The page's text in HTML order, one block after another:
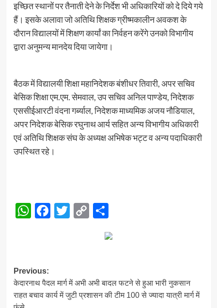
इच्छित स्थानों पर तैनाती देने के निर्देश भी अधिकारियों को दे दिये गये
हैं। इसके अलावा जो अतिथि शिक्षक ग्रीष्मकालीन अवकश के
दौरान विद्यालयों में शिक्षण कार्यां का निर्वहन करेंगे उनको विभागीय
द्वारा अनुमन्य मानदेय दिया जायेगा।
बैठक में विद्यालयी शिक्षा महानिदेशक बंशीधर तिवारी, अपर सचिव
बेसिक शिक्षा एम.एम. सेमवाल, उप सचिव अनिल पाण्डेय, निदेशक
एससीईआरटी वंदना गर्ब्याल, निदेशक माध्यमिक अजय नौडियाल,
अपर निदेशक बेसिक रघुनाथ आर्य सहित अन्य विभागीय अधिकारी
एवं अतिथि शिक्षक संघ के अध्यक्ष अभिषेक भट्ट व अन्य पदाधिकारी
उपस्थित रहे।
WhatsApp
Facebook
Twitter
CopyShare
Post
navigation
Previous:
केदारनाथ पैदल मार्ग में अभी अभी बादल फटने से हुआ भारी नुकसान
राहत बचाव कार्य में जुटी प्रशासन की टीम 100 से ज्यादा यात्री मार्ग में